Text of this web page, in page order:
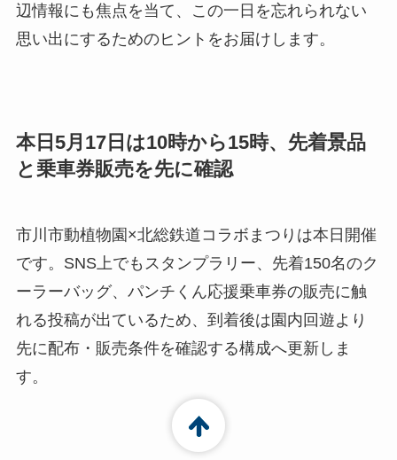
辺情報にも焦点を当て、この一日を忘れられない
思い出にするためのヒントをお届けします。
本日5月17日は10時から15時、先着景品
と乗車券販売を先に確認
市川市動植物園×北総鉄道コラボまつりは本日開催
です。SNS上でもスタンプラリー、先着150名のク
ーラーバッグ、パンチくん応援乗車券の販売に触
れる投稿が出ているため、到着後は園内回遊より
先に配布・販売条件を確認する構成へ更新しま
す。